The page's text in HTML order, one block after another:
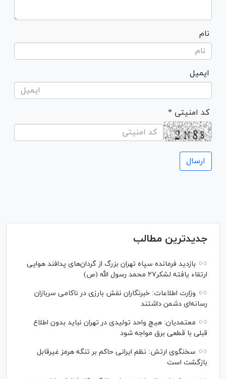
نام
ایمیل
* کد امنیتی
جدیدترین مطالب
بازدید فرمانده سپاه تهران بزرگ از گردان‌های پدافند هوایی
ارتقاء یافته لشکر۲۷ محمد رسول الله (ص)
وزارت اطلاعات: خبرنگاران نقش بارزی در ناکامی سربازان
رسانه‌ای دشمن داشتند
معتمدیان: هیچ واحد تولیدی در تهران نباید بدون اطلاع
قبلی با قطعی برق مواجه شود
سخنگوی ارتش: نظم ایرانی حاکم بر تنگه هرمز غیرقابل
بازگشت است